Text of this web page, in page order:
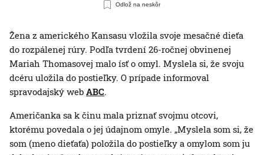
Odlož na neskôr
Žena z amerického Kansasu vložila svoje mesačné dieťa
do rozpálenej rúry. Podľa tvrdení 26-ročnej obvinenej
Mariah Thomasovej malo ísť o omyl. Myslela si, že svoju
dcéru uložila do postieľky. O prípade informoval
spravodajský web ABC.
Američanka sa k činu mala priznať svojmu otcovi,
ktorému povedala o jej údajnom omyle. „Myslela som si, že
som (meno dieťaťa) položila do postieľky a omylom som ju